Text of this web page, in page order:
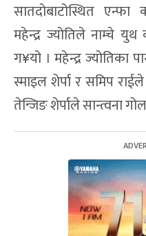
सातदोबाटोस्थित
महेन्द्र ज्योतिले नाम्चे
ग¥यो । महेन्द्र ज्योतिका
स्माइल शेर्पा र समिप
तेन्जिङ शेर्पाले सान्त्वना